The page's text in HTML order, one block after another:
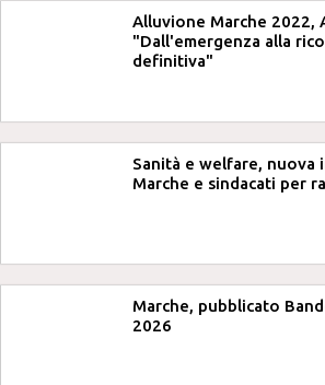
Alluvione Marche 2022,
"Dall'emergenza alla
definitiva"
Sanità e welfare, nuova
Marche e sindacati per
Marche, pubblicato
2026